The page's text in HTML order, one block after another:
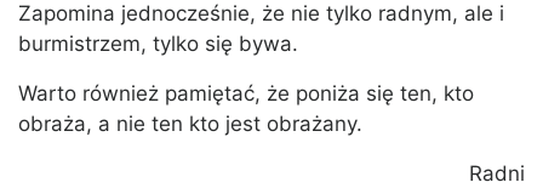
Zapomina jednocześnie, że nie tylko radnym, ale i
burmistrzem, tylko się bywa.
Warto również pamiętać, że poniża się ten, kto
obraża, a nie ten kto jest obrażany.
Radni